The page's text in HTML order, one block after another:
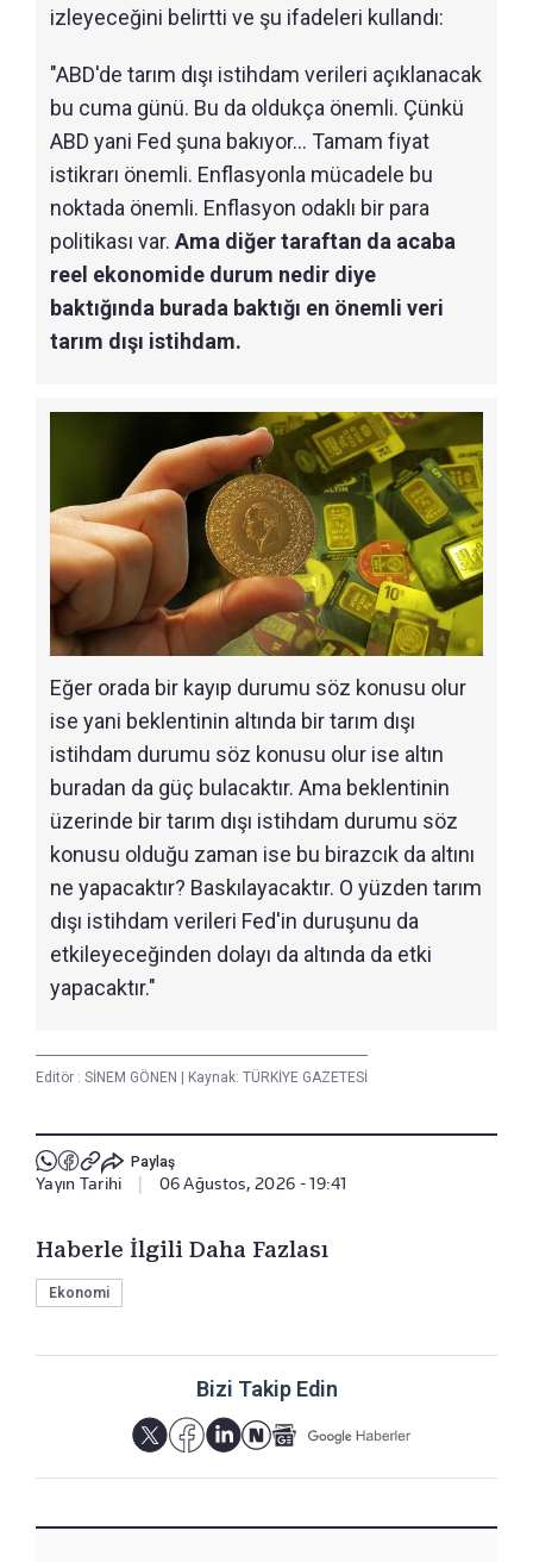
izleyeceğini belirtti ve şu ifadeleri kullandı:
"ABD'de tarım dışı istihdam verileri açıklanacak
bu cuma günü. Bu da oldukça önemli. Çünkü
ABD yani Fed şuna bakıyor... Tamam fiyat
istikrarı önemli. Enflasyonla mücadele bu
noktada önemli. Enflasyon odaklı bir para
politikası var. Ama diğer taraftan da acaba
reel ekonomide durum nedir diye
baktığında burada baktığı en önemli veri
tarım dışı istihdam.
Eğer orada bir kayıp durumu söz konusu olur
ise yani beklentinin altında bir tarım dışı
istihdam durumu söz konusu olur ise altın
buradan da güç bulacaktır. Ama beklentinin
üzerinde bir tarım dışı istihdam durumu söz
konusu olduğu zaman ise bu birazcık da altını
ne yapacaktır? Baskılayacaktır. O yüzden tarım
dışı istihdam verileri Fed'in duruşunu da
etkileyeceğinden dolayı da altında da etki
yapacaktır."
Editör : SİNEM GÖNEN | Kaynak: TÜRKİYE GAZETESİ
Paylaş
Yayın Tarihi 06 Ağustos, 2026 - 19:41
Haberle İlgili Daha Fazlası
Ekonomi
Bizi Takip Edin